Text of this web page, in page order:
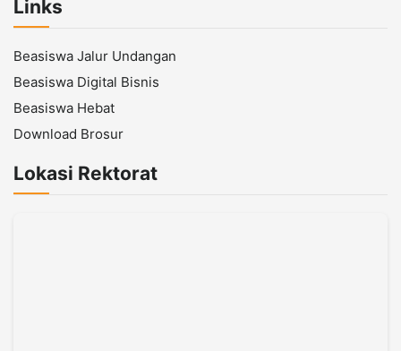
Links
Beasiswa Jalur Undangan
Beasiswa Digital Bisnis
Beasiswa Hebat
Download Brosur
Lokasi Rektorat